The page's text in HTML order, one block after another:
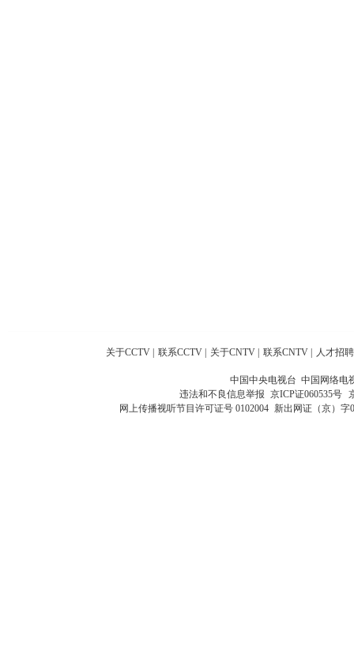
关于CCTV 联系CCTV 关于CNTV 联系CNTV 人才招聘
中国中央电视台 中国网络电
违法和不良信息举报 京ICP证060535号
网上传播视听节目许可证号 0102004 新出网证（京）